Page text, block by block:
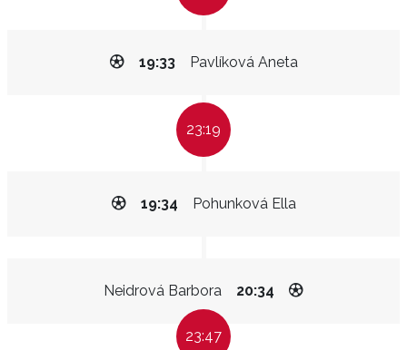
Pavlíková Aneta
19:33
23:19
Pohunková Ella
19:34
Neidrová Barbora 20:34
23:47